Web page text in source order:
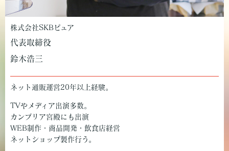
株式会社SKBピュア
代表取締役
鈴木浩三
ネット通販運営20年以上経験。
TVやメディア出演多数。
カンブリア宮殿にも出演
WEB制作・商品開発・飲食店経営
ネットショップ製作行う。